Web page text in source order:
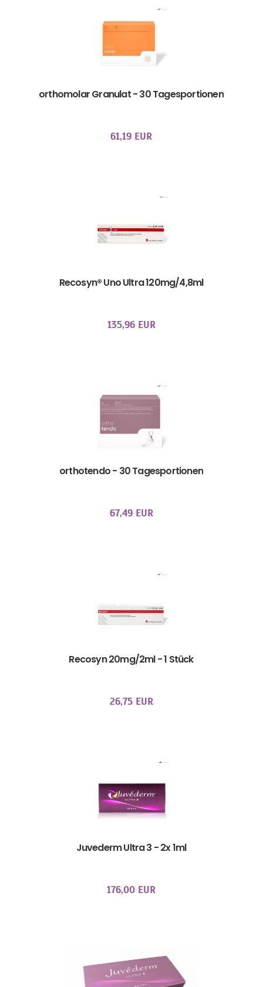
orthomolar Granulat - 30 Tagesportionen
61,19 EUR
Recosyn® Uno Ultra 120mg/4,8ml
135,96 EUR
orthotendo - 30 Tagesportionen
67,49 EUR
Recosyn 20mg/2ml - 1 Stück
26,75 EUR
Juvederm Ultra 3 - 2x 1ml
176,00 EUR